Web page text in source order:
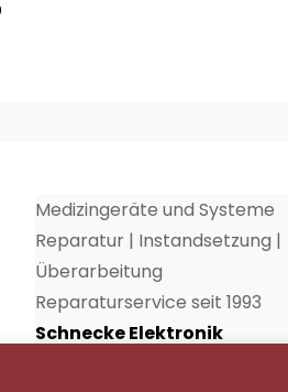
Medizingeräte und Systeme
Reparatur | Instandsetzung |
Überarbeitung
Reparaturservice seit 1993
Schnecke Elektronik